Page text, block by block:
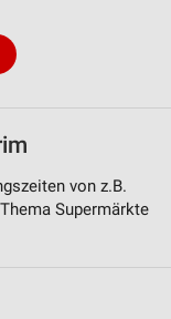
von z.B.
Supermärkte